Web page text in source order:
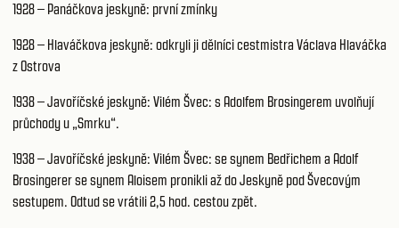
1928 – Panáčkova jeskyně: první zmínky
1928 – Hlaváčkova jeskyně: odkryli ji dělníci cestmistra Václava Hlaváčka
z Ostrova
1938 – Javoříčské jeskyně: Vilém Švec: s Adolfem Brosingerem uvolňují
průchody u „Smrku“.
1938 – Javoříčské jeskyně: Vilém Švec: se synem Bedřichem a Adolf
Brosingerer se synem Aloisem pronikli až do Jeskyně pod Švecovým
sestupem. Odtud se vrátili 2,5 hod. cestou zpět.